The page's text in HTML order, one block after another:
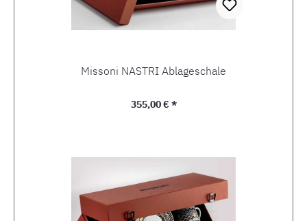
Missoni NASTRI Ablageschale
Regulärer Preis:
355,00 € *